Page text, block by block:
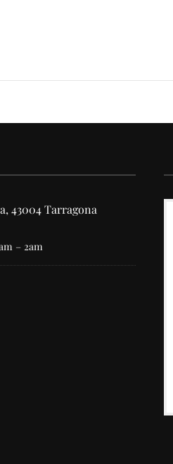
43004 Tarragona
– 2am